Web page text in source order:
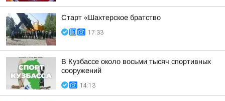
Старт «Шахтерское братство
17:33
В Кузбассе около восьми тысяч спортивных
сооружений
14:13